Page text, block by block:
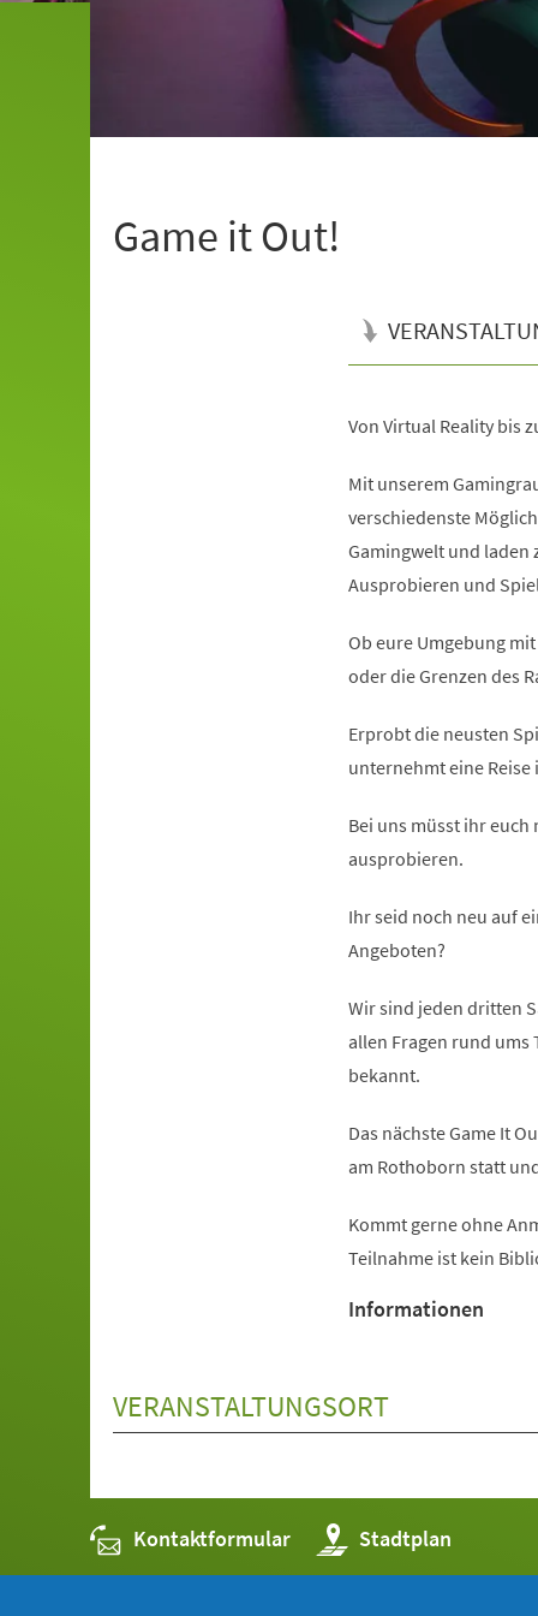
Game it Out!
Von Virtual Reality bis
Mit unserem
verschiedenste
Gamingwelt und laden
Ausprobieren und
Ob eure Umgebung
oder die Grenzen des
Erprobt die neusten
unternehmt eine
Bei uns müsst ihr
ausprobieren.
Ihr seid noch neu auf
Angeboten?
Wir sind jeden dritten
allen Fragen rund ums
bekannt.
Das nächste Game It
am Rothoborn statt
Kommt gerne ohne
Teilnahme ist kein
Informationen
VERANSTALTUNGSORT
Kontaktformular Stadtplan
(Öffnet
in
einem